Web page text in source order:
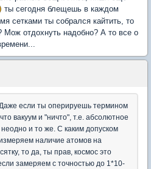
ты сегодня блещешь в каждом
сетками ты собрался кайтить, то
Мож отдохнуть надобно? А то все о
если ты оперируешь термином
вакуум и "ничто", т.е. абсолютное
и то же. С каким допуском
наличие атомов на
то да, ты прав, космос это
замеряем с точностью до 1*10-